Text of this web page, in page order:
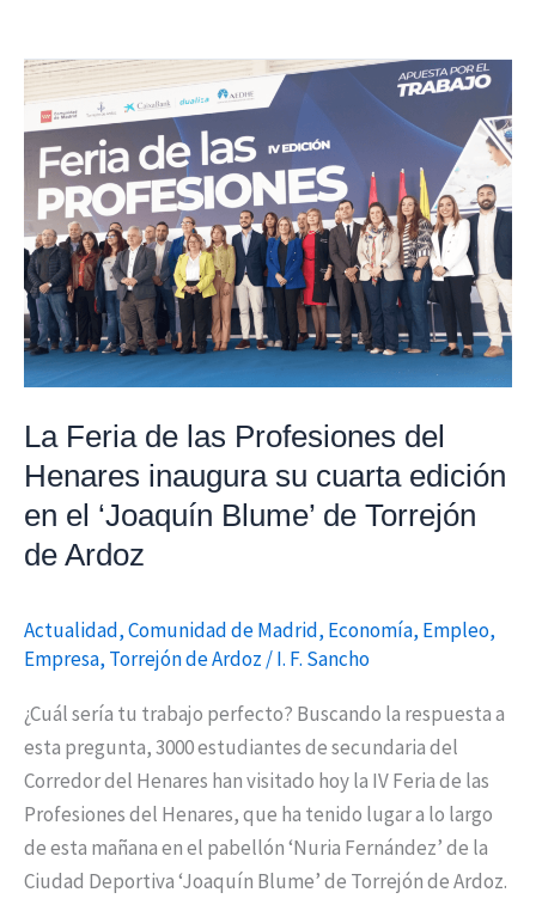
La Feria de las Profesiones del
Henares inaugura su cuarta edición
en el ‘Joaquín Blume’ de Torrejón
de Ardoz
Actualidad,Comunidad de Madrid, Economía, Empleo,
Empresa, Torrejón de Ardoz /I. F. Sancho
¿Cuál sería tu trabajo perfecto? Buscando la respuesta a
esta pregunta, 3000 estudiantes de secundaria del
Corredor del Henares han visitado hoy la IV Feria de las
Profesiones del Henares, que ha tenido lugar a lo largo
de esta mañana en el pabellón ‘Nuria Fernández’ de la
Ciudad Deportiva ‘Joaquín Blume’ de Torrejón de Ardoz.
La
Feria
de
las
Profesiones
del
Henares
inaugura
su
cuarta
en
el
‘Joaquín
Blume’
de
Ardoz